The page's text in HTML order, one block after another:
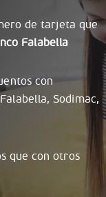
de tarjeta que
Falabella
con
Sodimac,
que con otros